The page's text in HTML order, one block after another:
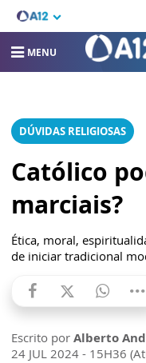
MENU
DÚVIDAS RELIGIOSAS
Católico
marciais?
Ética, moral,
de iniciar tradicional
Escrito por Alberto
24 JUL 2024 - 15H36